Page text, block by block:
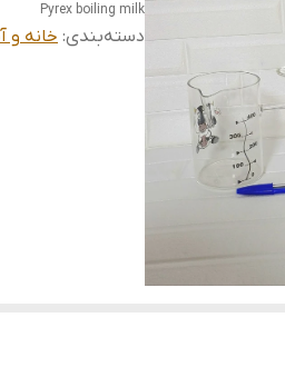
Pyrex boiling milk
دسته‌بندی: خانه و